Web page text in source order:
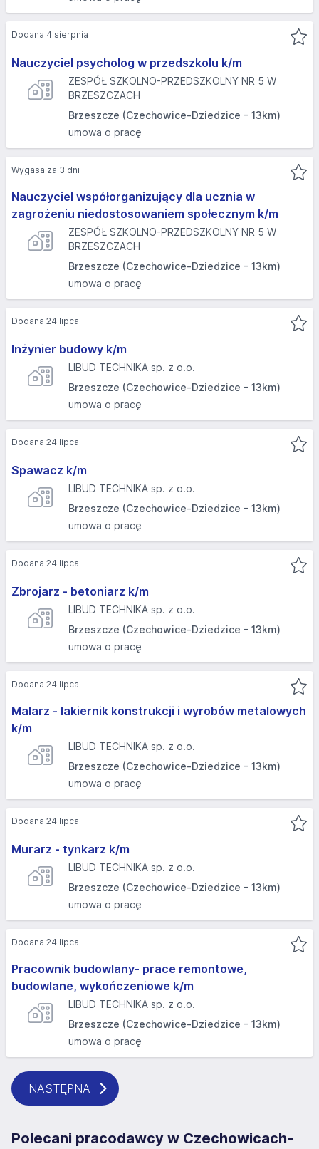
Nauczyciel psycholog w przedszkolu k/m
ZESPÓŁ SZKOLNO-PRZEDSZKOLNY NR 5 W
BRZESZCZACH
Brzeszcze (Czechowice-Dziedzice - 13km)
umowa o pracę
Dodana 4 sierpnia
Nauczyciel współorganizujący dla ucznia w
zagrożeniu niedostosowaniem społecznym k/m
ZESPÓŁ SZKOLNO-PRZEDSZKOLNY NR 5 W
BRZESZCZACH
Brzeszcze (Czechowice-Dziedzice - 13km)
umowa o pracę
Wygasa za 3 dni
Inżynier budowy k/m
LIBUD TECHNIKA sp. z o.o.
Brzeszcze (Czechowice-Dziedzice - 13km)
umowa o pracę
Dodana 24 lipca
Spawacz k/m
LIBUD TECHNIKA sp. z o.o.
Brzeszcze (Czechowice-Dziedzice - 13km)
umowa o pracę
Dodana 24 lipca
Zbrojarz - betoniarz k/m
LIBUD TECHNIKA sp. z o.o.
Brzeszcze (Czechowice-Dziedzice - 13km)
umowa o pracę
Dodana 24 lipca
Malarz - lakiernik konstrukcji i wyrobów metalowych
k/m
LIBUD TECHNIKA sp. z o.o.
Brzeszcze (Czechowice-Dziedzice - 13km)
umowa o pracę
Dodana 24 lipca
Murarz - tynkarz k/m
LIBUD TECHNIKA sp. z o.o.
Brzeszcze (Czechowice-Dziedzice - 13km)
umowa o pracę
Dodana 24 lipca
Pracownik budowlany- prace remontowe,
budowlane, wykończeniowe k/m
LIBUD TECHNIKA sp. z o.o.
Brzeszcze (Czechowice-Dziedzice - 13km)
umowa o pracę
Dodana 24 lipca
NASTĘPNA
Polecani pracodawcy w Czechowicach-